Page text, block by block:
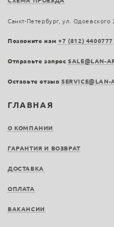
ГЛАВНАЯ
О КОМПАНИИ
ГАРАНТИЯ И ВОЗВРАТ
ДОСТАВКА
ОПЛАТА
ВАКАНСИИ
Санкт-Петербург, ул.
Позвоните нам+7 (812) 4400777
Отправьте запросSALE@LAN-
Оставьте отзыв SERVICE@LAN-